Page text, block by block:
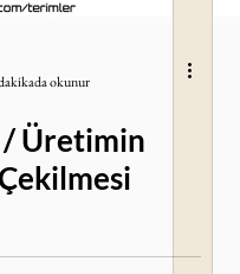
okunur
/ Üretimin